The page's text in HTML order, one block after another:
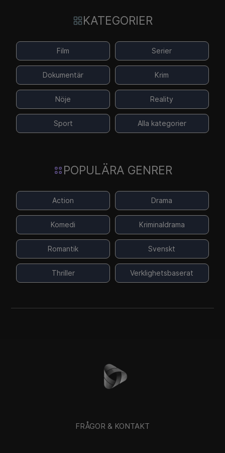
KATEGORIER
Film Serier
Dokumentär Krim
Nöje Reality
Sport Alla kategorier
POPULÄRA GENRER
Action Drama
Komedi Kriminaldrama
Romantik Svenskt
Thriller Verklighetsbaserat
FRÅGOR & KONTAKT